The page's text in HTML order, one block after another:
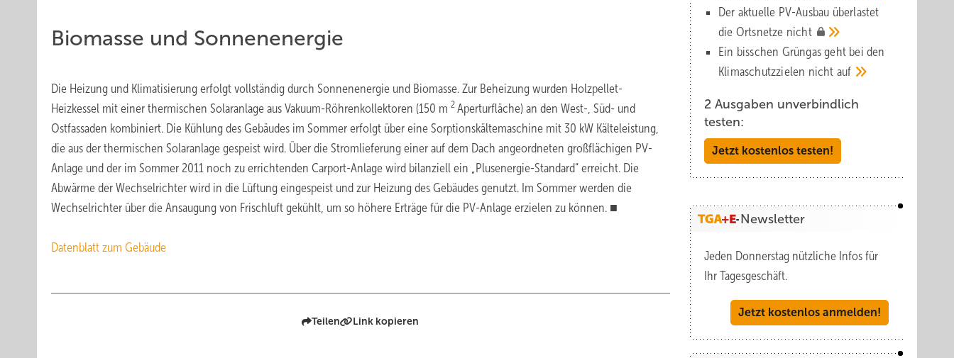
Biomasse und Sonnenenergie
Die Heizung und Klimatisierung erfolgt vollständig durch Sonnenenergie und Biomasse. Zur Beheizung wurden Holzpellet-
Heizkessel mit einer thermischen Solaranlage aus Vakuum-Röhrenkollektoren (150 m 2 Aperturfläche) an den West-, Süd- und
Ostfassaden kombiniert. Die Kühlung des Gebäudes im Sommer erfolgt über eine Sorptionskältemaschine mit 30 kW Kälteleistung,
die aus der thermischen Solaranlage gespeist wird. Über die Stromlieferung einer auf dem Dach angeordneten großflächigen PV-
Anlage und der im Sommer 2011 noch zu errichtenden Carport-Anlage wird bilanziell ein „Plusenergie-Standard“ erreicht. Die
Abwärme der Wechselrichter wird in die Lüftung eingespeist und zur Heizung des Gebäudes genutzt. Im Sommer werden die
Wechselrichter über die Ansaugung von Frischluft gekühlt, um so höhere Erträge für die PV-Anlage erzielen zu können. ■
Datenblatt zum Gebäude
Teilen Link kopieren
Der aktuelle PV-Ausbau über­lastet
die Orts­netze nicht
Ein bisschen Grüngas geht bei den
Klima­schutz­zielen nicht auf
2 Ausgaben unverbindlich
testen:
Jetzt kostenlos testen!
Newsletter
Jeden Donnerstag nützliche Infos für
Ihr Tagesgeschäft.
Jetzt kostenlos anmelden!